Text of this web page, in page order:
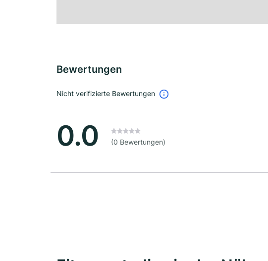
Bewertungen
Nicht verifizierte Bewertungen
0.0 (0 Bewertungen)